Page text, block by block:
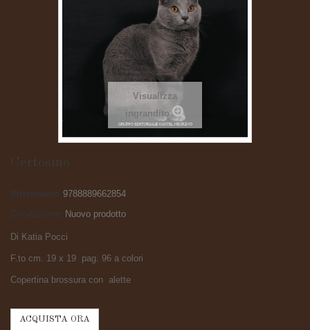
Visualizza
ingrandito
Certosino
Riferimento
9788889662854
Nuovo prodotto
Di Katia Pocci
F.to cm. 19 x 19 pag. 96 a colori
Copertina brossura con alette
ACQUISTA ORA